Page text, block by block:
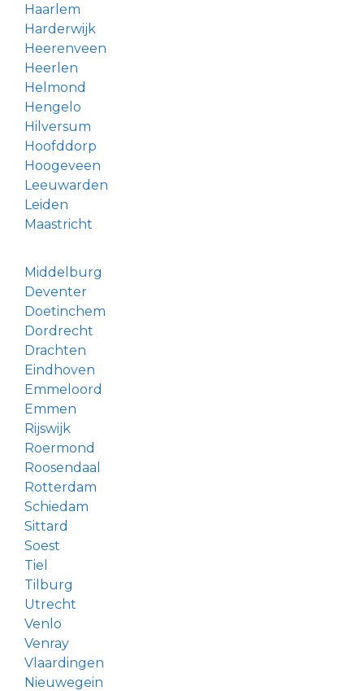
Haarlem
Harderwijk
Heerenveen
Heerlen
Helmond
Hengelo
Hilversum
Hoofddorp
Hoogeveen
Leeuwarden
Leiden
Maastricht
Middelburg
Deventer
Doetinchem
Dordrecht
Drachten
Eindhoven
Emmeloord
Emmen
Rijswijk
Roermond
Roosendaal
Rotterdam
Schiedam
Sittard
Soest
Tiel
Tilburg
Utrecht
Venlo
Venray
Vlaardingen
Nieuwegein